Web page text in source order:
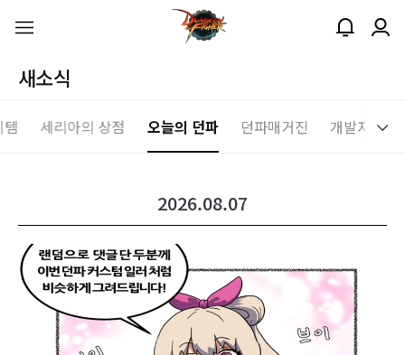
새소식
템 세리아의 상점 오늘의 던파 던파매거진 개발자노트
2026.08.07